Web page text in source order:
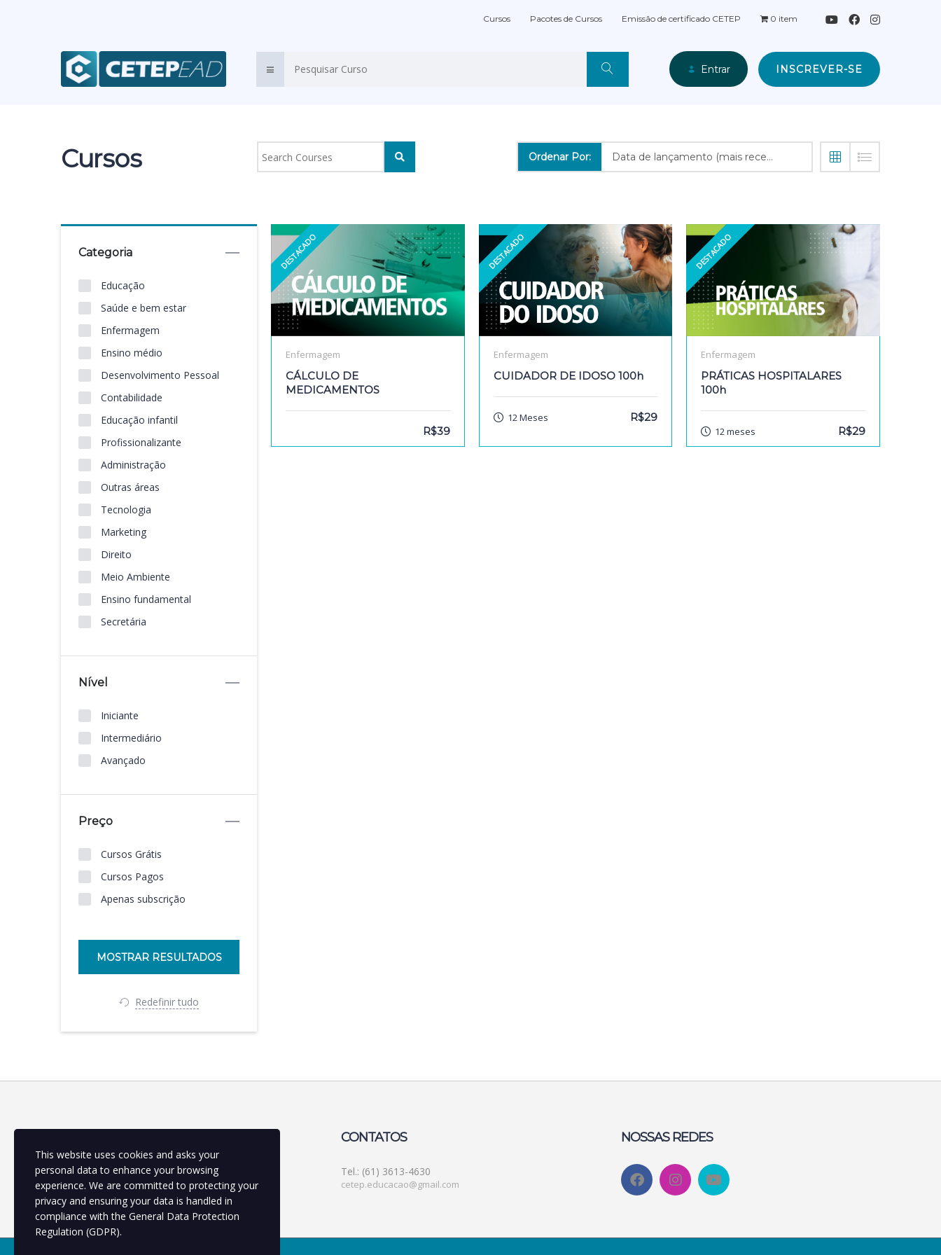
Cursos Pacotes de Cursos Emissão de certificado CETEP 0 item
Entrar INSCREVER-SE
Cursos Ordenar Por: Data de lançamento (mais recentes primeiro)
Categoria
Educação
Saúde e bem estar
Enfermagem
Ensino médio
Desenvolvimento Pessoal
Contabilidade
Educação infantil
Profissionalizante
Administração
Outras áreas
Tecnologia
Marketing
Direito
Meio Ambiente
Ensino fundamental
Secretária
Nível
Iniciante
Intermediário
Avançado
Preço
Cursos Grátis
Cursos Pagos
Apenas subscrição
Redefinir tudo
DESTACADO
Enfermagem
CÁLCULO DE
MEDICAMENTOS
R$39
DESTACADO
Enfermagem
CUIDADOR DE IDOSO 100h
12 Meses R$29
DESTACADO
Enfermagem
PRÁTICAS HOSPITALARES
100h
12 meses R$29
Somos uma escola de cursos de qualificação e
atualização
CONTATOS
Tel.: (61) 3613-4630
cetep.educacao@gmail.com
NOSSAS REDES
This website uses cookies and asks your
personal data to enhance your browsing
experience. We are committed to protecting your
privacy and ensuring your data is handled in
compliance with the General Data Protection
Regulation (GDPR).